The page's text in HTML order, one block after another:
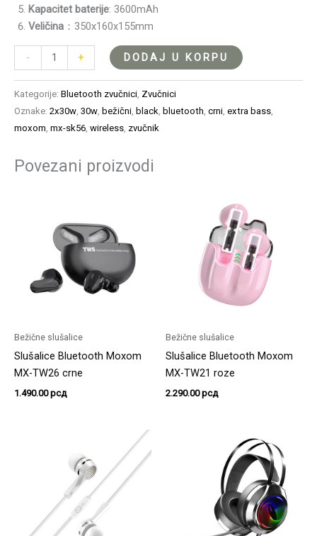
Kapacitet baterije: 3600mAh
Veličina ：350x160x155mm
- + DODAJ U KORPU
Kategorije: Bluetooth zvučnici, Zvučnici
Oznake: 2x30w, 30w, bežični, black, bluetooth, crni, extra bass,
moxom, mx-sk56, wireless, zvučnik
Povezani proizvodi
Bežične slušalice
Slušalice Bluetooth Moxom
MX-TW26 crne
1.490.00рсд
Bežične slušalice
Slušalice Bluetooth Moxom
MX-TW21 roze
2.290.00рсд